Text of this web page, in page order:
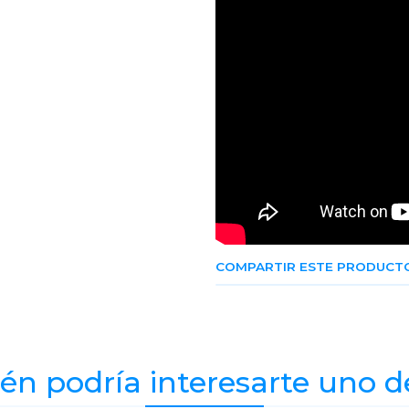
COMPARTIR ESTE
podría interesarte uno